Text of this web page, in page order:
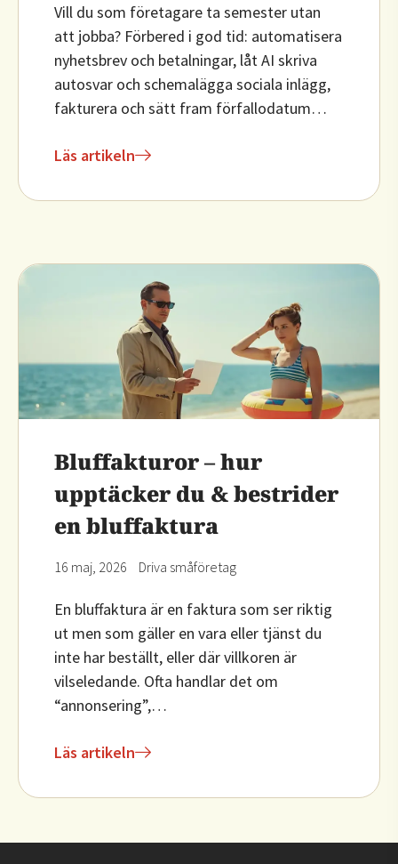
Vill du som företagare ta semester utan
att jobba? Förbered i god tid: automatisera
nyhetsbrev och betalningar, låt AI skriva
autosvar och schemalägga sociala inlägg,
fakturera och sätt fram förfallodatum…
Läs artikeln
Bluffakturor – hur
upptäcker du & bestrider
en bluffaktura
16 maj, 2026 Driva småföretag
En bluffaktura är en faktura som ser riktig
ut men som gäller en vara eller tjänst du
inte har beställt, eller där villkoren är
vilseledande. Ofta handlar det om
“annonsering”,…
Läs artikeln